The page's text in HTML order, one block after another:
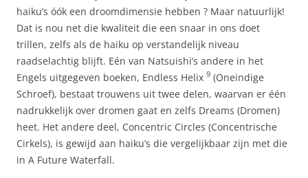
haiku’s óók een droomdimensie hebben ? Maar natuurlijk!
Dat is nou net die kwaliteit die een snaar in ons doet
trillen, zelfs als de haiku op verstandelijk niveau
raadselachtig blijft. Eén van Natsuishi’s andere in het
Engels uitgegeven boeken, Endless Helix 9 (Oneindige
Schroef), bestaat trouwens uit twee delen, waarvan er één
nadrukkelijk over dromen gaat en zelfs Dreams (Dromen)
heet. Het andere deel, Concentric Circles (Concentrische
Cirkels), is gewijd aan haiku’s die vergelijkbaar zijn met die
in A Future Waterfall.